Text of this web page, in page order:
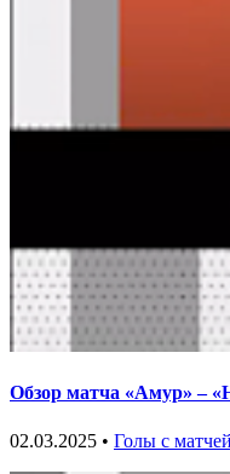
Обзор матча «Амур» –
02.03.2025 • Голы с матчей